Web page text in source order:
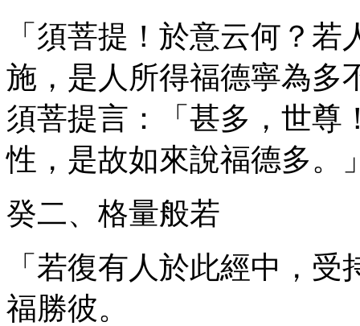
「須菩提！於意云何？
施，是人所得福德寧為多
須菩提言：「甚多，世尊
性，是故如來說福德多。
癸二、格量般若
「若復有人於此經中，
福勝彼。